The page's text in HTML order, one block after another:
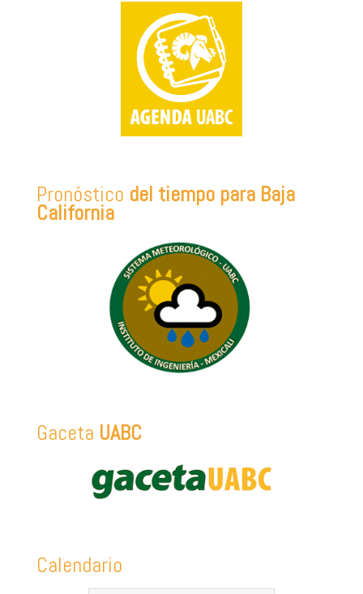
Pronóstico del tiempo para Baja
California
Gaceta UABC
Calendario